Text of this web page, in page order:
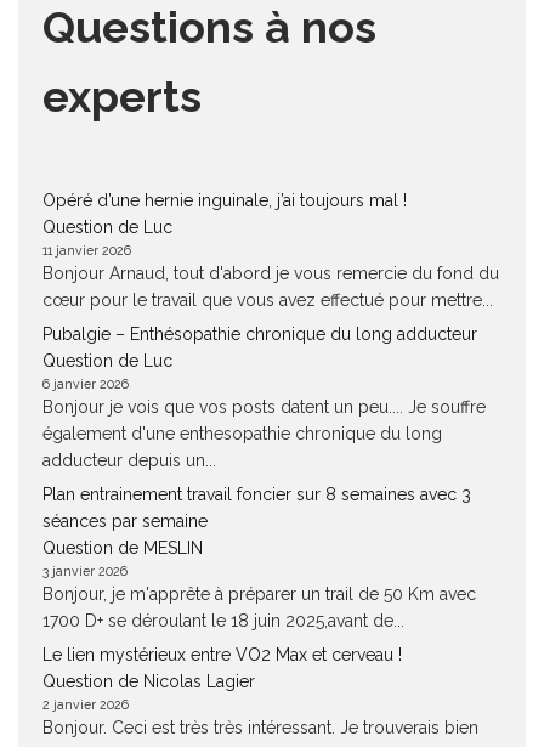
Questions à nos
experts
Opéré d’une hernie inguinale, j’ai toujours mal !
Question de Luc
11 janvier 2026
Bonjour Arnaud, tout d'abord je vous remercie du fond du
cœur pour le travail que vous avez effectué pour mettre...
Pubalgie – Enthésopathie chronique du long adducteur
Question de Luc
6 janvier 2026
Bonjour je vois que vos posts datent un peu.... Je souffre
également d'une enthesopathie chronique du long
adducteur depuis un...
Plan entrainement travail foncier sur 8 semaines avec 3
séances par semaine
Question de MESLIN
3 janvier 2026
Bonjour, je m'apprête à préparer un trail de 50 Km avec
1700 D+ se déroulant le 18 juin 2025,avant de...
Le lien mystérieux entre VO2 Max et cerveau !
Question de Nicolas Lagier
2 janvier 2026
Bonjour. Ceci est très très intéressant. Je trouverais bien